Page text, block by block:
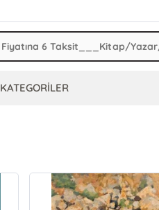
KATEGORİLER